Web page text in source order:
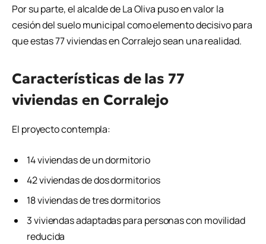
Por su parte, el alcalde de La Oliva puso en valor la
cesión del suelo municipal como elemento decisivo para
que estas 77 viviendas en Corralejo sean una realidad.
Características de las 77
viviendas en Corralejo
El proyecto contempla:
14 viviendas de un dormitorio
42 viviendas de dos dormitorios
18 viviendas de tres dormitorios
3 viviendas adaptadas para personas con movilidad
reducida